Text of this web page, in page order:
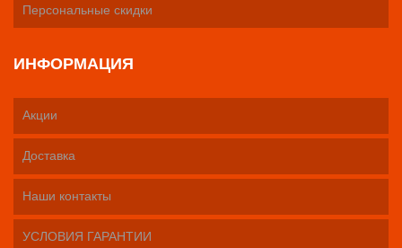
Персональные скидки
ИНФОРМАЦИЯ
Акции
Доставка
Наши контакты
УСЛОВИЯ ГАРАНТИИ